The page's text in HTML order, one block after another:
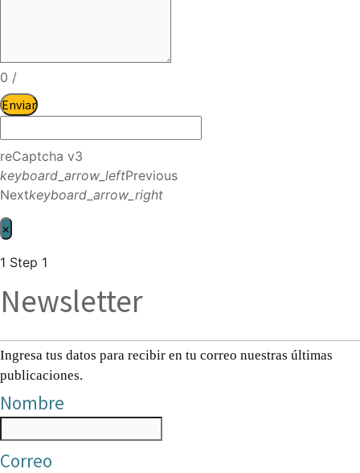
0 /
Enviar
reCaptcha v3
keyboard_arrow_leftPrevious
Nextkeyboard_arrow_right
×
1 Step 1
Newsletter
Ingresa tus datos para recibir en tu correo nuestras últimas
publicaciones.
Nombre
Correo